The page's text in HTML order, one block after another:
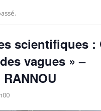
scientifiques :
vagues » –